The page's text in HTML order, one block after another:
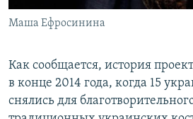
Маша Ефросинина
Как сообщается, история
в конце 2014 года, когда 15
снялись для